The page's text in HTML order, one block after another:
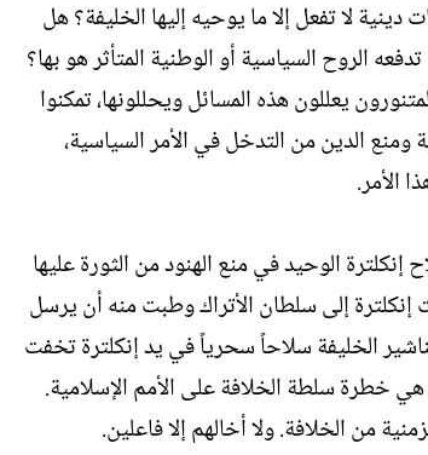
لا تفعل إلا ما يوحيه إليها الخليفة؟ هل
الروح السياسية أو الوطنية المتأثر هو بها؟
يعللون هذه المسائل ويحللونها، تمكنوا
الدين من التدخل في الأمر السياسية،
الأمر.
الوحيد في منع الهنود من الثورة عليها
إلى سلطان الأتراك وطبت منه أن يرسل
الخليفة سلاحاً سحرياً في يد إنكلترة تخفت
خطرة سلطة الخلافة على الأمم الإسلامية.
من الخلافة. ولا أخالهم إلا فاعلين.